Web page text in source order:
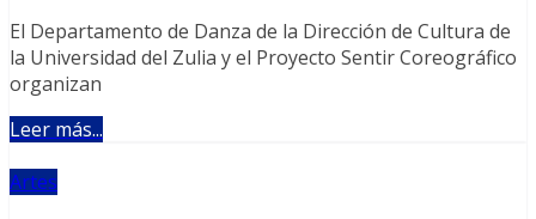
El Departamento de Danza de la Dirección de Cultura de
la Universidad del Zulia y el Proyecto Sentir Coreográfico
organizan
Leer más...
Artes